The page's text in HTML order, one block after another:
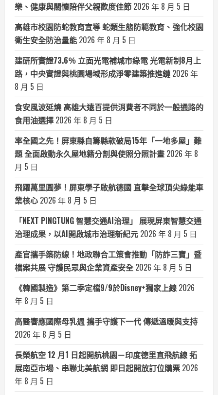
樂、健康與關懷陪伴父親歡度佳節 2026 年 8 月 5 日
高雄市校園防蛇教育宣導 蛇類生態防範教育、強化校園
衛生安全防治量能 2026 年 8 月 5 日
建研所實證73.6％ 立面光電補城市綠電 光電新制8月上
路，中央實證與桃園場域形成淨零建築推進鏈 2026 年
8 月 5 日
食安風波延燒 高雄大遠百提供消費者不同於一般通路的
食用油選擇 2026 年 8 月 5 日
率全國之先！屏東縣自籌縣款破局15年「一地多屋」難
題 全面啟動永久屋地籍分割與使照分照計畫 2026 年 8
月 5 日
飛躍萬里圓夢！屏東學子啟航德國 直擊全球頂尖綠能車
業核心 2026 年 8 月 5 日
「NEXT PINGTUNG 智慧交通AI治理」 展現屏東智慧交通
治理成果，以AI開啟城市治理新紀元 2026 年 8 月 5 日
產官攜手築防線！地政聯合工策會推動「防詐三寶」暨
檔案共展 守護民眾與企業資產安全 2026 年 8 月 5 日
《韓國製造》第二季定檔9/9於Disney+獨家上線 2026
年 8 月 5 日
高醫響應國際母乳週 攜手守護下一代 傳遞溫暖與支持
2026 年 8 月 5 日
長榮航空 12 月1 日起開航桃園－印度德里直飛航線 拓
展南亞市場、串聯北美航網 即日起開放訂位購票 2026
年 8 月 5 日